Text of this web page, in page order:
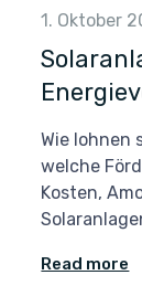
1. Oktober
Wie lohnen
welche
Kosten,
Read more